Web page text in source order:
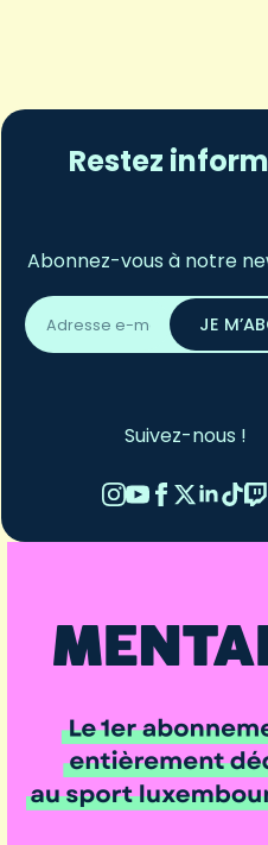
Restez
Abonnez-vous à notre
Adresse
email
*
JE
Suivez-nous !